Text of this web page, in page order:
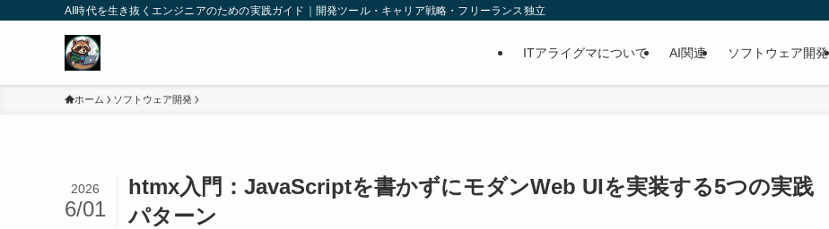
AI時代を生き抜くエンジニアのための実践ガイド｜開発ツール・キャリア戦略・フリーランス独立
ITアライグマについて AI関連 ソフトウェア開発
ホーム ソフトウェア開発
htmx入門：JavaScriptを書かずにモダンWeb UIを実装する5つの実践
パターン
2026
6/01